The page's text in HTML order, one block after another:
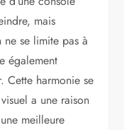
mais
ne se limite pas à
également
Cette harmonie se
a une raison
meilleure